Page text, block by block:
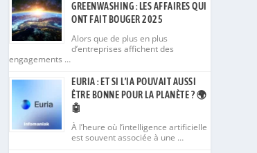
GREENWASHING : LES AFFAIRES QUI
ONT FAIT BOUGER 2025
Alors que de plus en plus
d’entreprises affichent des
engagements …
EURIA : ET SI L’IA POUVAIT AUSSI
ÊTRE BONNE POUR LA PLANÈTE ? 🌍
🤖
À l’heure où l’intelligence artificielle
est souvent associée à une …